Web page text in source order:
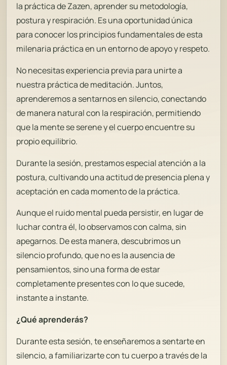
la práctica de Zazen, aprender su metodología,
postura y respiración. Es una oportunidad única
para conocer los principios fundamentales de esta
milenaria práctica en un entorno de apoyo y respeto.
No necesitas experiencia previa para unirte a
nuestra práctica de meditación. Juntos,
aprenderemos a sentarnos en silencio, conectando
de manera natural con la respiración, permitiendo
que la mente se serene y el cuerpo encuentre su
propio equilibrio.
Durante la sesión, prestamos especial atención a la
postura, cultivando una actitud de presencia plena y
aceptación en cada momento de la práctica.
Aunque el ruido mental pueda persistir, en lugar de
luchar contra él, lo observamos con calma, sin
apegarnos. De esta manera, descubrimos un
silencio profundo, que no es la ausencia de
pensamientos, sino una forma de estar
completamente presentes con lo que sucede,
instante a instante.
¿Qué aprenderás?
Durante esta sesión, te enseñaremos a sentarte en
silencio, a familiarizarte con tu cuerpo a través de la